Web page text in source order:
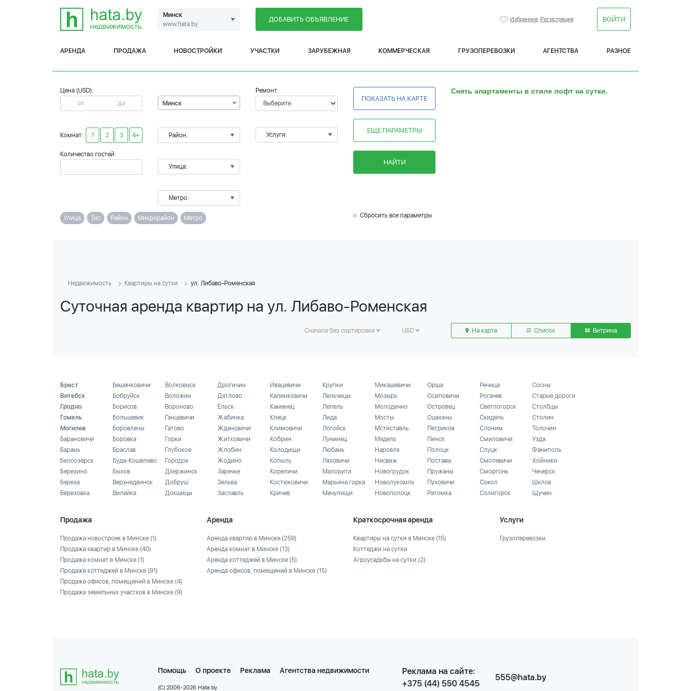
Минск
www.hata.by
ДОБАВИТЬ ОБЪЯВЛЕНИЕ Избранное Регистрация ВОЙТИ
АРЕНДА ПРОДАЖА НОВОСТРОЙКИ УЧАСТКИ ЗАРУБЕЖНАЯ КОММЕРЧЕСКАЯ ГРУЗОПЕРЕВОЗКИ АГЕНТСТВА РАЗНОЕ
Цена (USD):
Комнат: 1 2 3 4+
Количество гостей:
Минск
Район:
Улица:
Метро:
Ремонт:
Услуги:
ПОКАЗАТЬ НА КАРТЕ
ЕЩЕ ПАРАМЕТРЫ
НАЙТИ
Снять апартаменты в стиле лофт на сутки.
Улица Тип Район Микрорайон Метро Сбросить все параметры
Недвижимость Квартиры на сутки ул. Либаво-Роменская
Суточная аренда квартир на ул. Либаво-Роменская
Сначала без сортировки USD На карте Список Витрина
Брест
Витебск
Гродно
Гомель
Могилев
Барановичи
Барань
Белоозёрск
Березино
Береза
Березовка
Бешенковичи
Бобруйск
Борисов
Большевик
Боровляны
Боровка
Браслав
Буда-Кошелево
Быхов
Верхнедвинск
Вилейка
Волковыск
Воложин
Вороново
Ганцевичи
Гатово
Горки
Глубокое
Городок
Дзержинск
Добруш
Докшицы
Дрогичин
Дятлово
Ельск
Жабинка
Ждановичи
Житковичи
Жлобин
Жодино
Заречье
Зельва
Заславль
Ивацевичи
Калинковичи
Каменец
Клецк
Климовичи
Кобрин
Колодищи
Копыль
Кореличи
Костюковичи
Кричев
Крупки
Лельчицы
Лепель
Лида
Логойск
Лунинец
Любань
Ляховичи
Малорита
Марьина горка
Мачулищи
Микашевичи
Мозырь
Молодечно
Мосты
Мстиставль
Мядель
Наровля
Несвиж
Новогрудок
Новолукомль
Новополоцк
Орша
Осиповичи
Островец
Ошмяны
Петриков
Пинск
Полоцк
Поставы
Пружаны
Пуховичи
Ратомка
Речица
Рогачев
Светлогорск
Скидель
Слоним
Смиловичи
Слуцк
Смолевичи
Сморгонь
Сокол
Солигорск
Сосны
Старые дороги
Столбцы
Столин
Толочин
Узда
Фаниполь
Хойники
Чечерск
Шклов
Щучин
Продажа
Продажа новостроек в Минске (1)
Продажа квартир в Минске (40)
Продажа комнат в Минске (1)
Продажа коттеджей в Минске (91)
Продажа офисов, помещений в Минске (4)
Продажа земельных участков в Минске (9)
Аренда
Аренда квартир в Минске (259)
Аренда комнат в Минске (13)
Аренда коттеджей в Минске (5)
Аренда офисов, помещений в Минске (15)
Краткосрочная аренда
Квартиры на сутки в Минске (15)
Коттеджи на сутки
Агроусадьбы на сутки (2)
Услуги
Грузоперевозки
Помощь О проекте Реклама Агентства недвижимости
(C) 2006-2026 Hata.by
Реклама на сайте:
+375 (44) 550 4545
555@hata.by